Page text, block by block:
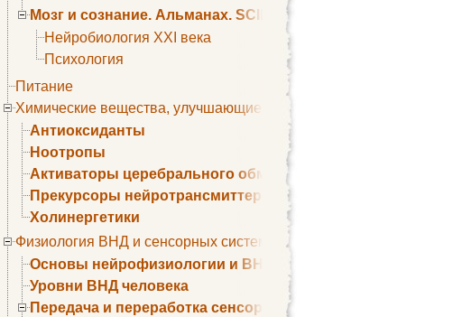
Мозг и сознание. Альманах. SCIENTIFIC AMERICAN
Нейробиология XXI века
Психология
Питание
Химические вещества, улучшающие умственные способности
Антиоксиданты
Ноотропы
Активаторы церебрального обмена веществ
Прекурсоры нейротрансмиттеров
Холинергетики
Физиология ВНД и сенсорных систем
Основы нейрофизиологии и ВНД
Уровни ВНД человека
Передача и переработка сенсорных сигналов